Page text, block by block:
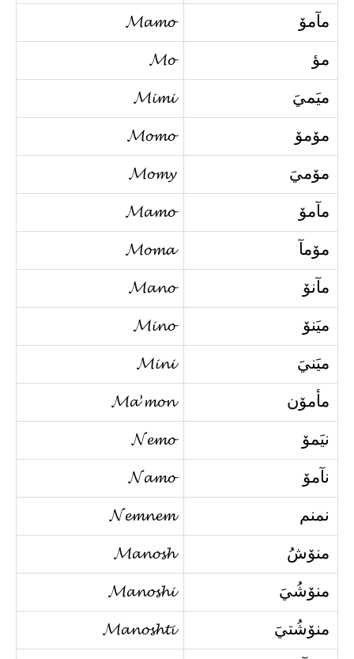
مآمۆ 𝓜𝓪𝓶𝓸
مؤ 𝓜𝓸
ميَميَ 𝓜𝓲𝓶𝓲
مۆمۆ 𝓜𝓸𝓶𝓸
مۆميَ 𝓜𝓸𝓶𝔂
مآمۆ 𝓜𝓪𝓶𝓸
مۆمآ 𝓜𝓸𝓶𝓪
مآنۆ 𝓜𝓪𝓷𝓸
ميَنۆ 𝓜𝓲𝓷𝓸
ميَنيَ 𝓜𝓲𝓷𝓲
مأمۆن 𝓜𝓪’𝓶𝓸𝓷
نيَمۆ 𝓝𝓮𝓶𝓸
نآمۆ 𝓝𝓪𝓶𝓸
نمنم 𝓝𝓮𝓶𝓷𝓮𝓶
منۆشُ 𝓜𝓪𝓷𝓸𝓼𝓱
منۆشُيَ 𝓜𝓪𝓷𝓸𝓼𝓱𝓲
منۆشُتيَ 𝓜𝓪𝓷𝓸𝓼𝓱𝓽𝓲